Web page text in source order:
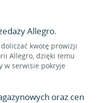
Allegro.
kwotę prowizji
Allegro, dzięki temu
w serwisie pokryje
oraz cen